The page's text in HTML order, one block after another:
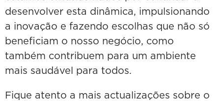
desenvolver esta dinâmica, impulsionando
a inovação e fazendo escolhas que não só
beneficiam o nosso negócio, como
também contribuem para um ambiente
mais saudável para todos.
Fique atento a mais actualizações sobre o